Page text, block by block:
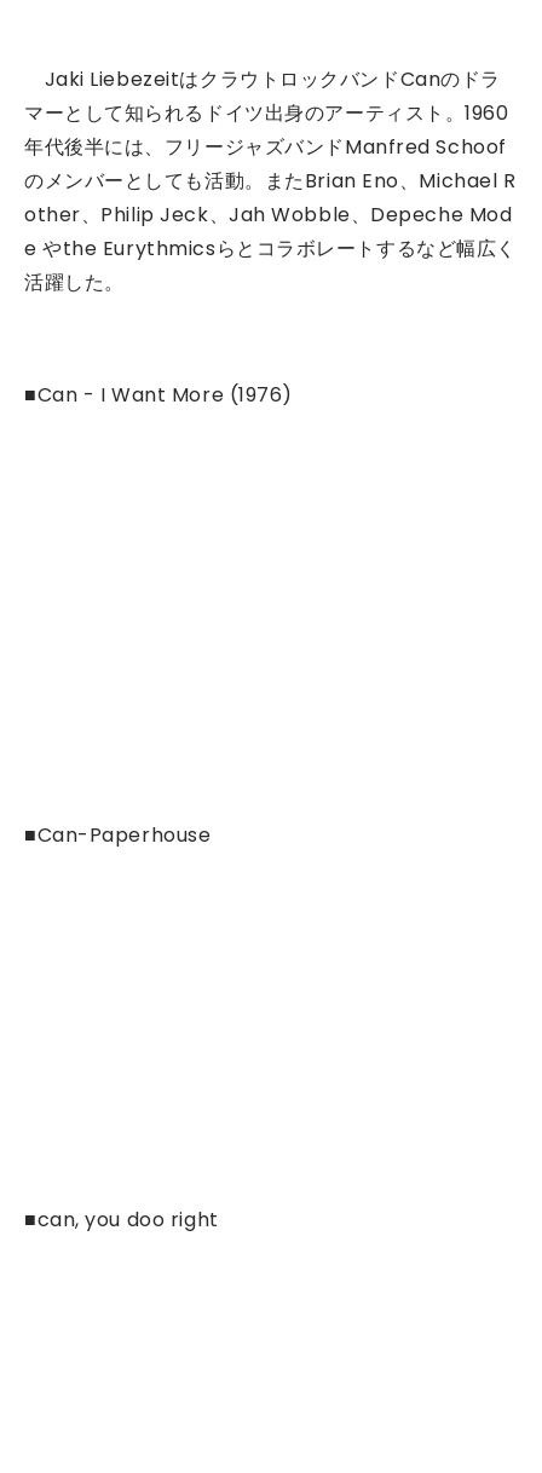
Jaki LiebezeitはクラウトロックバンドCanのドラ
マーとして知られるドイツ出身のアーティスト。1960
年代後半には、フリージャズバンドManfred Schoof
のメンバーとしても活動。またBrian Eno、Michael R
other、Philip Jeck、Jah Wobble、Depeche Mod
e やthe Eurythmicsらとコラボレートするなど幅広く
活躍した。
■Can - I Want More (1976)
■Can-Paperhouse
■can, you doo right